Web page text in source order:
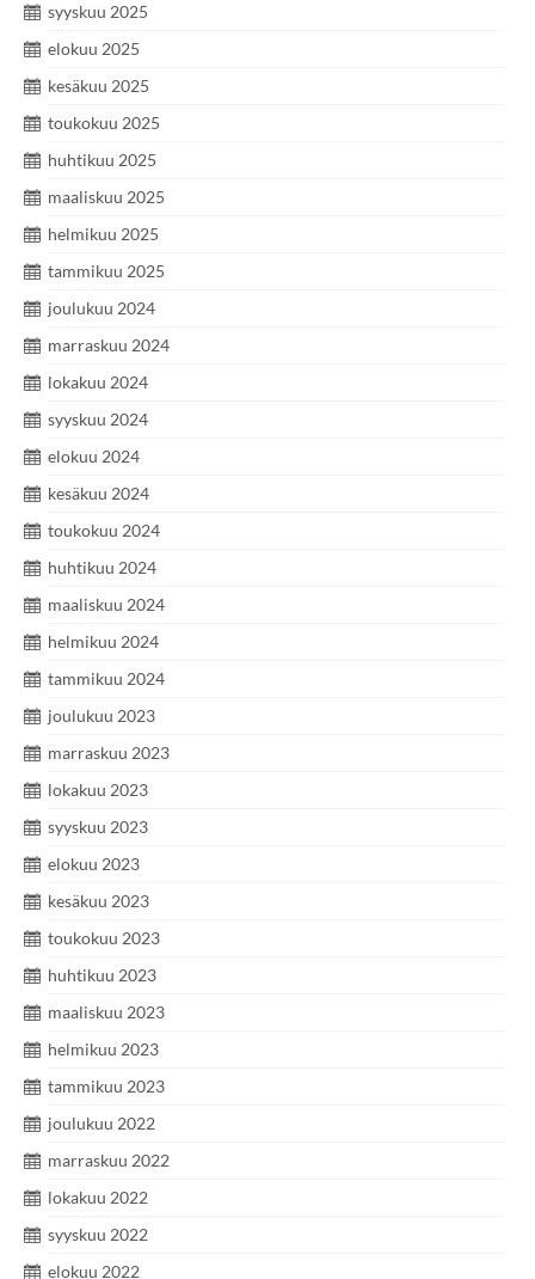
syyskuu 2025
elokuu 2025
kesäkuu 2025
toukokuu 2025
huhtikuu 2025
maaliskuu 2025
helmikuu 2025
tammikuu 2025
joulukuu 2024
marraskuu 2024
lokakuu 2024
syyskuu 2024
elokuu 2024
kesäkuu 2024
toukokuu 2024
huhtikuu 2024
maaliskuu 2024
helmikuu 2024
tammikuu 2024
joulukuu 2023
marraskuu 2023
lokakuu 2023
syyskuu 2023
elokuu 2023
kesäkuu 2023
toukokuu 2023
huhtikuu 2023
maaliskuu 2023
helmikuu 2023
tammikuu 2023
joulukuu 2022
marraskuu 2022
lokakuu 2022
syyskuu 2022
elokuu 2022